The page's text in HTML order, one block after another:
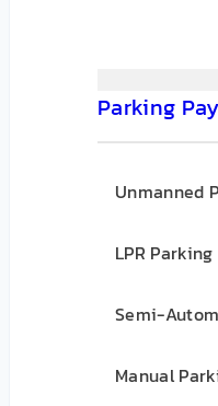
Parking
Unmanned
LPR
Semi-
Manual